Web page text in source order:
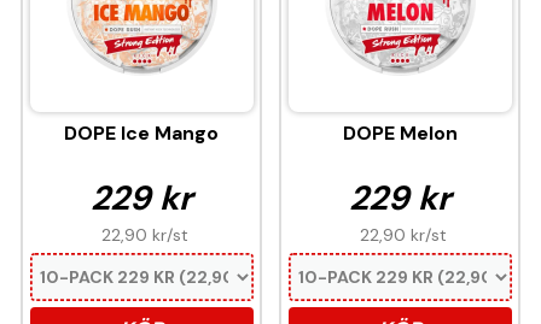
DOPE Ice Mango
229 kr
22,90 kr/st
DOPE Melon
229 kr
22,90 kr/st